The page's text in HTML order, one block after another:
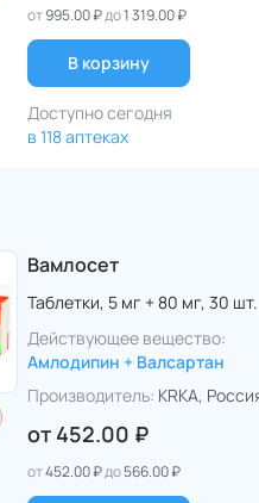
от995.00 ₽до1 319.00 ₽
В корзину
Доступно сегодня
в 118 аптеках
Вамлосет
Таблетки, 5 мг + 80 мг, 30 шт.
Действующее вещество:
Амлодипин + Валсартан
Производитель: KRKA,
от 452.00 ₽
от452.00 ₽до566.00 ₽